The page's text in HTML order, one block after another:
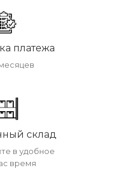
платежа
склад
в удобное
время